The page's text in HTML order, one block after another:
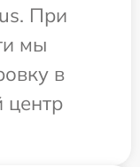
При
мы
в
центр